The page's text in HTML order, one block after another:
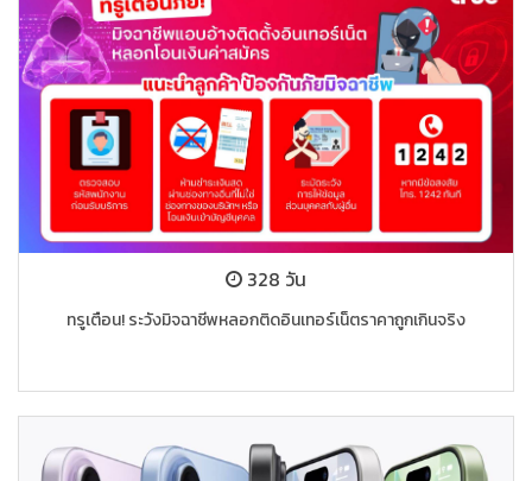
328 วัน
ทรูเตือน! ระวังมิจฉาชีพหลอกติดอินเทอร์เน็ตราคาถูกเกินจริง